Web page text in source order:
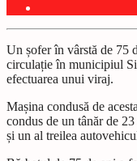
Un șofer în vârstă de 75
circulație în municipiul
efectuarea unui viraj.
Mașina condusă de
condus de un tânăr de
și un al treilea